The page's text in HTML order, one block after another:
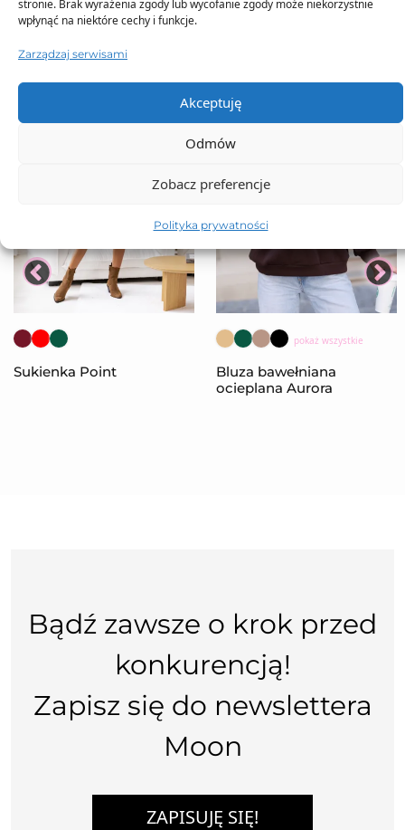
stronie. Brak wyrażenia zgody lub wycofanie zgody może niekorzystnie
wpłynąć na niektóre cechy i funkcje.
Zarządzaj serwisami
Akceptuję
Odmów
Zobacz preferencje
Polityka prywatności
Sukienka Point
pokaż wszystkie
Bluza bawełniana
ocieplana Aurora
Bądź zawsze o krok przed
konkurencją!
Zapisz się do newslettera
Moon
ZAPISUJĘ SIĘ!